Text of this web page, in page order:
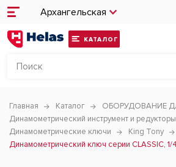
Архангельская
КАТАЛОГ
Главная Каталог
ОБОРУДОВАНИЕ
Динамометрический инструмент и редукторы
Динамометрические ключи
King Tony
Динамометрический ключ серии CLASSIC,